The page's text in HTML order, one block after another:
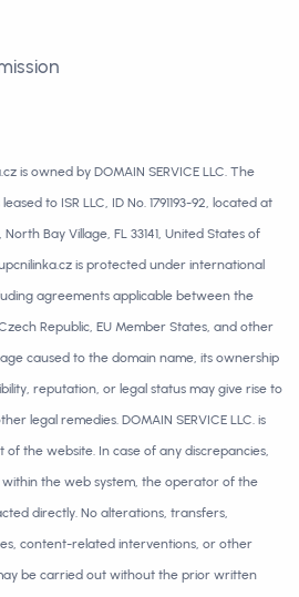
is owned by DOMAIN SERVICE LLC. The
to ISR LLC, ID No. 1791193-92, located at
Bay Village, FL 33141, United States of
is protected under international
agreements applicable between the
Republic, EU Member States, and other
caused to the domain name, its ownership
reputation, or legal status may give rise to
legal remedies. DOMAIN SERVICE LLC. is
the website. In case of any discrepancies,
the web system, the operator of the
directly. No alterations, transfers,
content-related interventions, or other
be carried out without the prior written